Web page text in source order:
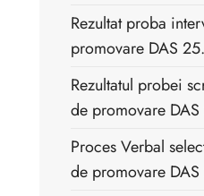
Rezultat proba
promovare DAS
Rezultatul probei
de promovare
Proces Verbal
de promovare